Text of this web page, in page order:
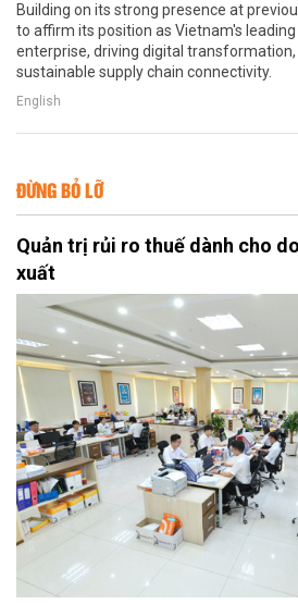
Building on its strong presence at
to affirm its position as Vietnam's
enterprise, driving digital
sustainable supply chain connectivity.
English
ĐỪNG BỎ LỠ
Quản trị rủi ro thuế dành cho
xuất